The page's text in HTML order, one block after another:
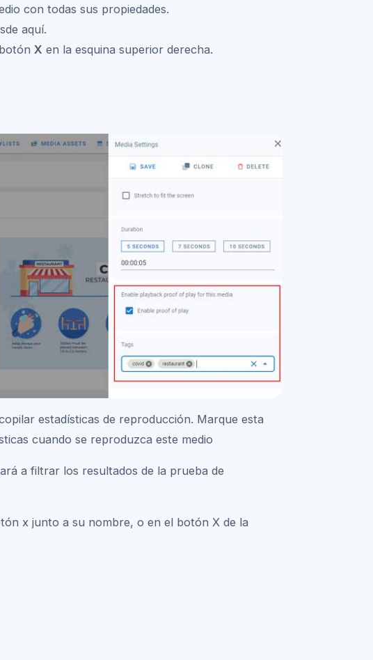
con todas sus propiedades.
aquí.
X en la esquina superior derecha.
estadísticas de reproducción. Marque esta
cuando se reproduzca este medio
a filtrar los resultados de la prueba de
x junto a su nombre, o en el botón X de la